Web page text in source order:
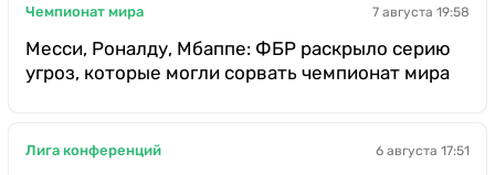
Чемпионат мира 7 августа 19:58
Месси, Роналду, Мбаппе: ФБР раскрыло серию
угроз, которые могли сорвать чемпионат мира
Лига конференций 6 августа 17:51